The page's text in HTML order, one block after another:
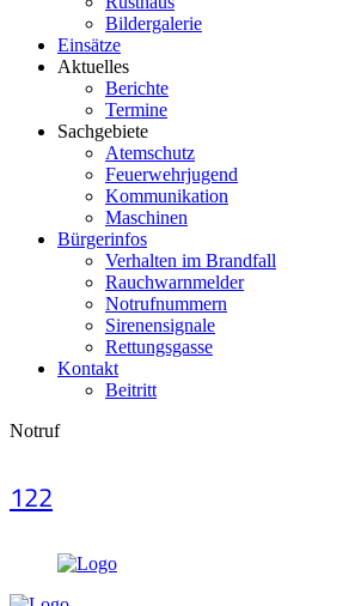
Bildergalerie
Einsätze
Aktuelles
Berichte
Termine
Sachgebiete
Atemschutz
Feuerwehrjugend
Kommunikation
Maschinen
Bürgerinfos
Verhalten im Brandfall
Rauchwarnmelder
Notrufnummern
Sirenensignale
Rettungsgasse
Kontakt
Beitritt
Notruf
122